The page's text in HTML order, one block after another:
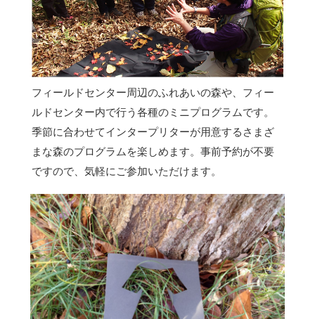
フィールドセンター周辺のふれあいの森や、フィー
ルドセンター内で行う各種のミニプログラムです。
季節に合わせてインタープリターが用意するさまざ
まな森のプログラムを楽しめます。事前予約が不要
ですので、気軽にご参加いただけます。